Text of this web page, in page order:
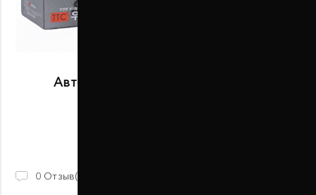
Автобаферы размер F передние
0 Отзыв(ов)